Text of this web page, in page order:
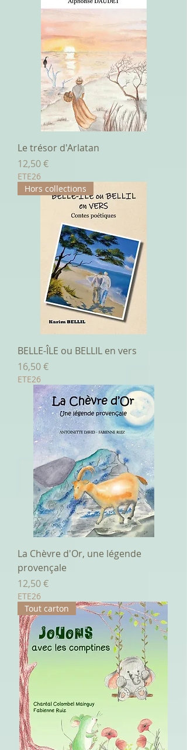
Le trésor d'Arlatan
Prix
12,50 €
ETE26
Hors collections
BELLE-ÎLE ou BELLIL en vers
Prix
16,50 €
ETE26
La Chèvre d'Or, une légende
provençale
Prix
12,50 €
ETE26
Tout carton